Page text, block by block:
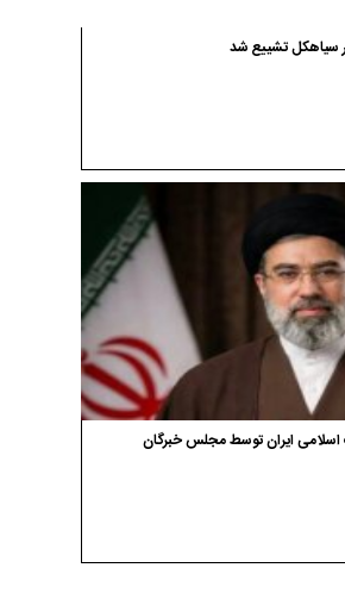
سیاهکل تشییع شد
اسلامی ایران توسط مجلس خبرگان